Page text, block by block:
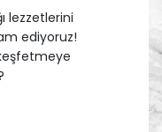
lezzetlerini
ediyoruz!